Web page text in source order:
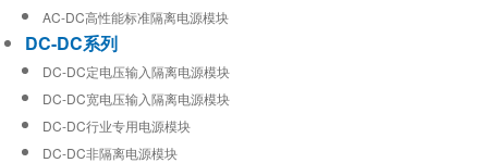
AC-DC高性能标准隔离电源模块
DC-DC系列
DC-DC定电压输入隔离电源模块
DC-DC宽电压输入隔离电源模块
DC-DC行业专用电源模块
DC-DC非隔离电源模块